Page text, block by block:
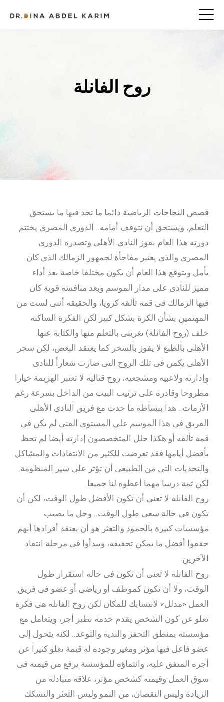
روح الفانلة
قصص النجاحات الرياضية دائما ما تجد فيها ما يستحق
التعلم، ويستحق أن نتوقف أمامه.. الدورى المصرى يختتم
دورته هذا العام بفوز النادى الأهلى وتصدره الدورى
المصرى والذى يعتبر مفاجأة لجمهور الزمالك الذى كان
يأمل ويتوقع هذا العام أن يكون مختلفا خاصة بعد أداء
مميز للنادى على مدار الموسم وبعد منافسة قوية كان
فيها الزمالك فى قمة تألقه كرويا، والحقيقة أننى لست من
المهتمين بشأن الكرة بشكل كبير لكن الفكرة الساكنة
خلف (روح الفانلة) تغرينى بالتعلم منها والكتابة عنها.
الأهلى بالطبع لا يفوز بالسحر كما يعتقد البعض، لكن سحر
الأهلى يكمن فى تلك الروح التى صارت شعاراً للنادى
وإدارته ولاعبيه ومشجعيه، روح قتالية لا تعتبر الهزيمة خيارا
مطروحا وقادرة على ترتيب البيت من الداخل بسرعة رغم
الأزمات.. هذا ببساطة ما حدث مع فريق النادى الأهلى
الفريق فى هذا الموسم على المستوى الفنى لم يكن فى
قمة تألقه أو هكذا حلل المتخصصون إدارته أيضا لم تحظ
بأفضل أيامها فقد تعرضت للكثير من الانتقادات والمشاكل
والتحديات التى من الطبيعى أن تؤثر على سير المنظومة.
لكن ثمة درسا مهما أعطوه لنا جميعا.
روح الفانلة لا تعنى أن تكون الأفضل طول الوقت، لكن أن
تكون فى حالة سعى طول الوقت.. وجل ما يصيب
مؤسسات كبيرة بالجمود والتعثر هو أن يعتقد أفرادها أنهم
حققوا أفضل ما يمكن تحقيقه، ويبدأوا فى مرحلة انتقاد
الآخرين.
روح الفانلة لا تعنى أن تكون فى حالة استقرار طول
الوقت، ولا أن تكون كموظف أو رياضى أو عضو فى فريق
العمل «مدلل» لانتسابك للمكان لكن روح الفانلة هى فكرة
تعلو عن كون الشخص يقدم خدمة نظير أجر، ويتعامل مع
مؤسسته بمنطق التحفز والندية والتوعد.. لكنه يتحول إلى
عضو فاعل فيها مؤثر ومغير وجوده له قيمة تعلو كثيرا عن
أجره المتفق عليه، وانتماؤه للمؤسسة يرفع من قيمته فى
سوق العمل وقيمته كشخص مؤثر، علاقة متبادلة من
الزيادة وليس النقصان، من النمو وليس التعثر والتشكك